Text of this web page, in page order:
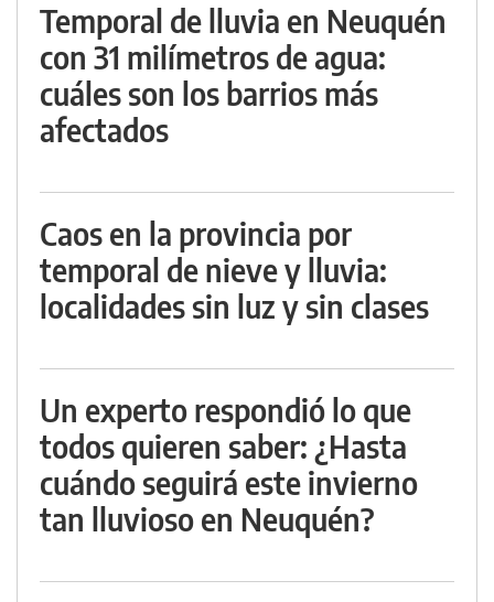
Temporal de lluvia en Neuquén
con 31 milímetros de agua:
cuáles son los barrios más
afectados
Caos en la provincia por
temporal de nieve y lluvia:
localidades sin luz y sin clases
Un experto respondió lo que
todos quieren saber: ¿Hasta
cuándo seguirá este invierno
tan lluvioso en Neuquén?